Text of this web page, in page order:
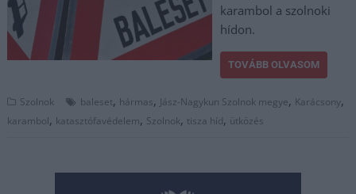
karambol a szolnoki
hídon.
TOVÁBB OLVASOM
Szolnok baleset, hármas, Jász-Nagykun Szolnok megye, Karácsony,
karambol, katasztófavédelem, Szolnok, tisza híd, ütközés